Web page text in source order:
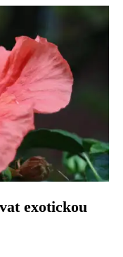
exotickou